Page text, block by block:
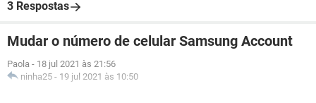
3 Respostas
Mudar o número de celular Samsung Account
Paola - 18 jul 2021 às 21:56
ninha25 - 19 jul 2021 às 10:50